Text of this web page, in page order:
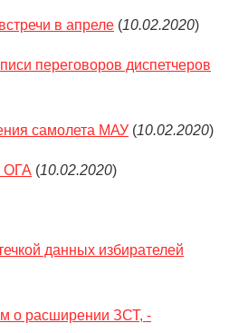
в апреле (10.02.2020)
переговоров диспетчеров
самолета МАУ (10.02.2020)
ОГА (10.02.2020)
данных избирателей
о расширении ЗСТ, -